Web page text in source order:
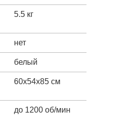
5.5 кг
нет
белый
60x54x85 см
до 1200 об/мин